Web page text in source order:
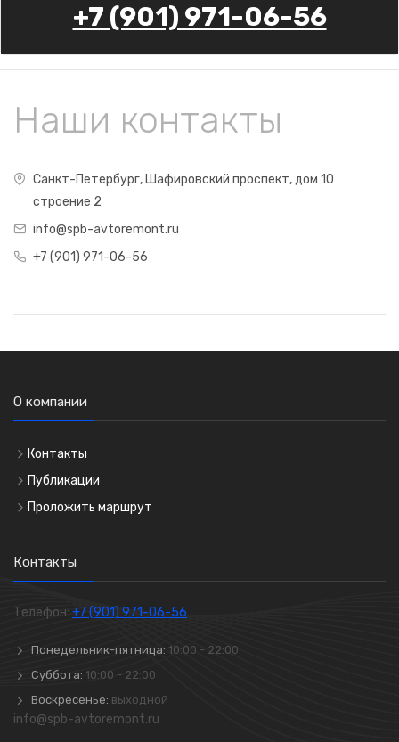
+7 (901) 971-06-56
Наши контакты
Санкт-Петербург, Шафировский проспект, дом 10
строение 2
info@spb-avtoremont.ru
+7 (901) 971-06-56
О компании
Контакты
Публикации
Проложить маршрут
Контакты
Телефон: +7 (901) 971-06-56
Понедельник-пятница: 10:00 - 22:00
Суббота: 10:00 - 22:00
Воскресенье: выходной
info@spb-avtoremont.ru